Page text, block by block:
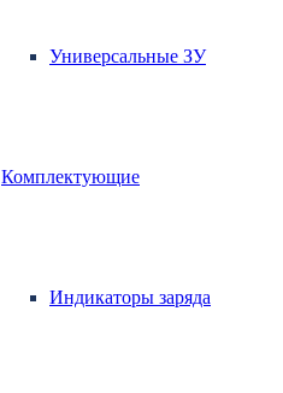
Универсальные ЗУ
Комплектующие
Индикаторы заряда